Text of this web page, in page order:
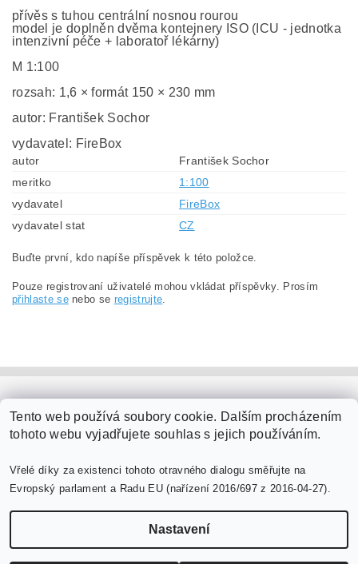
přívěs s tuhou centrální nosnou rourou
model je doplněn dvěma kontejnery ISO (ICU - jednotka
intenzivní péče + laboratoř lékárny)
M 1:100
rozsah: 1,6 × formát 150 × 230 mm
autor: František Sochor
vydavatel: FireBox
autor
František Sochor
meritko
1:100
vydavatel
FireBox
vydavatel stat
CZ
Buďte první, kdo napíše příspěvek k této položce.
Pouze registrovaní uživatelé mohou vkládat příspěvky. Prosím
přihlaste senebo se registrujte.
Tento web používá soubory cookie. Dalším procházením
tohoto webu vyjadřujete souhlas s jejich používáním.
Vřelé díky za existenci tohoto otravného dialogu směřujte na
Evropský parlament a Radu EU (nařízení 2016/697 z 2016-04-27).
Nastavení